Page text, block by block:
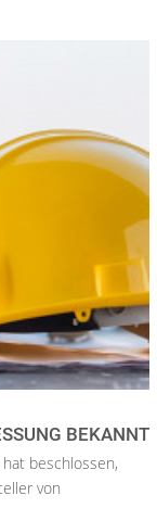
BEKANNT
beschlossen,
von